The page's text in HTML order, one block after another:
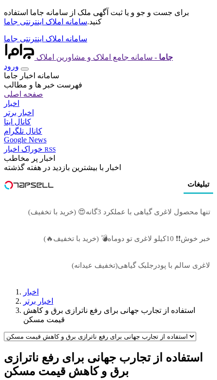
برای جست و جو و یا ثبت آگهی ملک از سامانه جاما استفاده
کنید.سامانه املاک اینترنتی جاما
سامانه املاک اینترنتی جاما
جاما - سامانه جامع املاک و مشاورین املاک
ورود
سامانه اخبار جاما
فهرست خبر ها و مطالب
صفحه اصلی
اخبار
اخبار برتر
کانال ایتا
کانال تلگرام
Google News
RSS
اخبار پر مخاطب
اخبار با بیشترین بازدید در هفته گذشته
تبلیغات
تنها محصول لاغری گیاهی با عملکرد 3گانه😍 (خرید با تخفیف)
خبر خوش❗❗ 10کیلو لاغری تو دوماه💣 (خرید با تخفیف🔥)
لاغری سالم با پودرجلبک گیاهی(تخفیف عیدانه)
اخبار
اخبار برتر
استفاده از تجارب جهانی برای رفع ناترازی برق و کاهش
قیمت مسکن
استفاده از تجارب جهانی برای رفع ناترازی
برق و کاهش قیمت مسکن